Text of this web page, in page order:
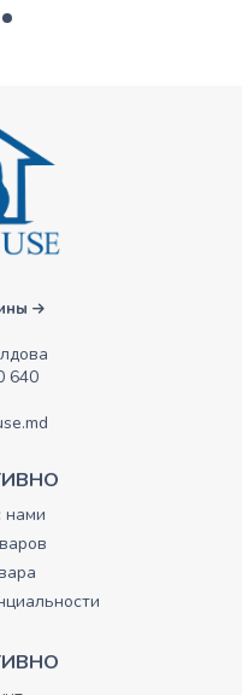
640
нами